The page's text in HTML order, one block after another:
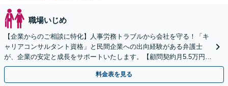
職場いじめ
【企業からのご相談に特化】人事労務トラブルから会社を守る！「キ
ャリアコンサルタント資格」と民間企業への出向経験がある弁護士
が、企業の安定と成長をサポートいたします。【顧問契約月5.5万円
（税込）〜】【WEB面談対応】
料金表を見る